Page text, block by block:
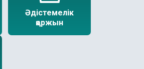
Әдістемелік
қоржын